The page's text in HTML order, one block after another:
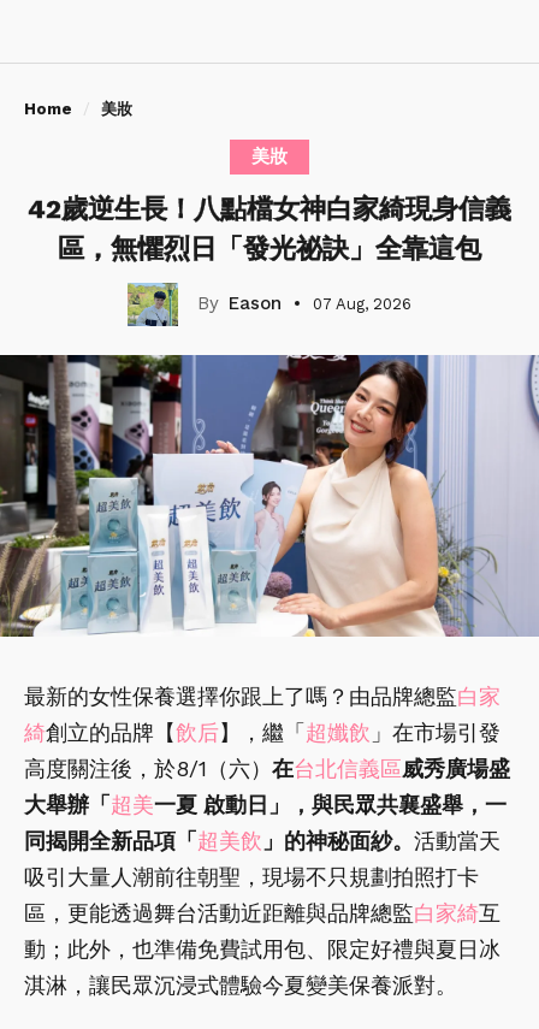
Home 美妝
美妝
42歲逆生長！八點檔女神白家綺現身信義
區，無懼烈日「發光祕訣」全靠這包
Eason 07 Aug, 2026
最新的女性保養選擇你跟上了嗎？由品牌總監白家
綺創立的品牌【飲后】，繼「 超孅飲 」在市場引發
高度關注後，於8/1（六） 在台北信義區威秀廣場盛
大舉辦「 超美一夏 啟動日」，與民眾共襄盛舉，一
同揭開全新品項「 超美飲 」的神秘面紗。 活動當天
吸引大量人潮前往朝聖，現場不只規劃拍照打卡
區，更能透過舞台活動近距離與品牌總監白家綺互
動；此外，也準備免費試用包、限定好禮與夏日冰
淇淋，讓民眾沉浸式體驗今夏變美保養派對。